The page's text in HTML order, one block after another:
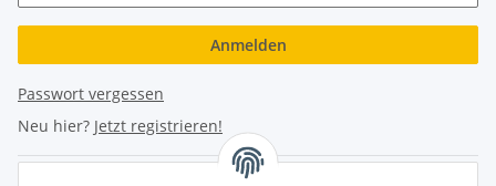
Anmelden
Passwort vergessen
Neu hier? Jetzt registrieren!